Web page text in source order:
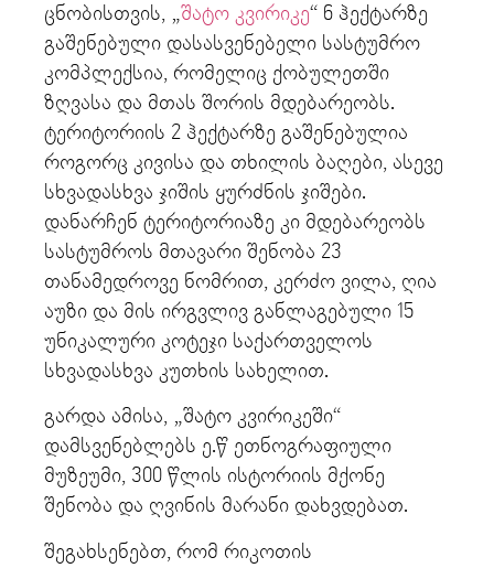
ცნობისთვის, „შატო კვირიკე“ 6 ჰექტარზე
გაშენებული დასასვენებელი სასტუმრო
კომპლექსია, რომელიც ქობულეთში
ზღვასა და მთას შორის მდებარეობს.
ტერიტორიის 2 ჰექტარზე გაშენებულია
როგორც კივისა და თხილის ბაღები, ასევე
სხვადასხვა ჯიშის ყურძნის ჯიშები.
დანარჩენ ტერიტორიაზე კი მდებარეობს
სასტუმროს მთავარი შენობა 23
თანამედროვე ნომრით, კერძო ვილა, ღია
აუზი და მის ირგვლივ განლაგებული 15
უნიკალური კოტეჯი საქართველოს
სხვადასხვა კუთხის სახელით.
გარდა ამისა, „შატო კვირიკეში“
დამსვენებლებს ე.წ ეთნოგრაფიული
მუზეუმი, 300 წლის ისტორიის მქონე
შენობა და ღვინის მარანი დახვდებათ.
შეგახსენებთ, რომ რიკოთის